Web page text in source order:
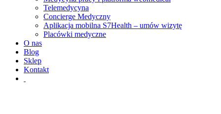
Telemedycyna
Concierge Medyczny
Aplikacja mobilna S7Health – umów wizytę
Placówki medyczne
O nas
Blog
Sklep
Kontakt